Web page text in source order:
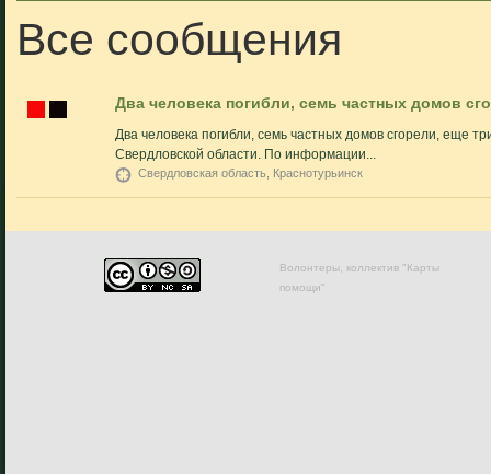
Все сообщения
Два человека погибли, семь частных домов
Два человека погибли, семь частных домов сгорели, еще
Свердловской области. По информации...
Свердловская область, Краснотурьинск
Волонтеры, коллектив "Карты
помощи"